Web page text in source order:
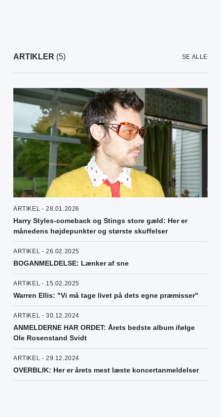
ARTIKLER (5) SE ALLE
ARTIKEL - 28.01.2026
Harry Styles-comeback og Stings store gæld: Her er
månedens højdepunkter og største skuffelser
ARTIKEL - 26.02.2025
BOGANMELDELSE: Lænker af sne
ARTIKEL - 15.02.2025
Warren Ellis: "Vi må tage livet på dets egne præmisser"
ARTIKEL - 30.12.2024
ANMELDERNE HAR ORDET: Årets bedste album ifølge
Ole Rosenstand Svidt
ARTIKEL - 29.12.2024
OVERBLIK: Her er årets mest læste koncertanmeldelser